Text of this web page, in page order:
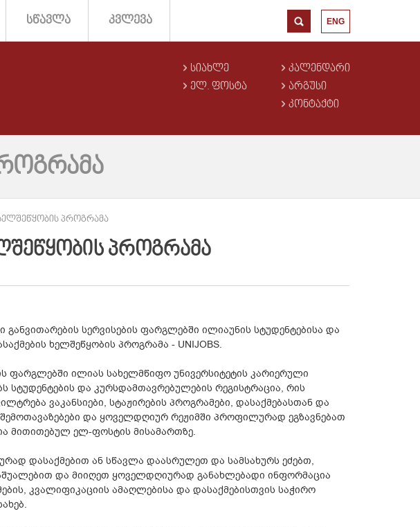
ᲡᲬᲐᲕᲚᲐ ᲙᲕᲚᲔᲕᲐ ENG
ᲡᲘᲐᲮᲚᲔ
ᲔᲚ. ᲤᲝᲡᲢᲐ
ᲙᲐᲚᲔᲜᲓᲐᲠᲘ
ᲐᲠᲒᲣᲡᲘ
ᲙᲝᲜᲢᲐᲥᲢᲘ
ᲮᲔᲚᲨᲔᲬᲧᲝᲑᲘᲡ ᲞᲠᲝᲒᲠᲐᲛᲐ
ᲞᲠᲝᲒᲠᲐᲛᲐ
სერვისების ფარგლებში ილიაუნის სტუდენტებისა და
ხელშეწყობის პროგრამა - UNIJOBS.
ფარგლებში ილიას სახელმწიფო უნივერსიტეტის კარიერული
სტუდენტების და კურსდამთავრებულების რეგისტრაცია, რის
ვაკანსიები, სტაჟირების პროგრამები, დასაქმებასთან და
და ყოველდღიურ რეჟიმში პროფილურად ეგზავნებათ
მითითებულ ელ-ფოსტის მისამართზე.
დასაქმებით ან სწავლა დაასრულეთ და სამსახურს ეძებთ,
და მიიღეთ ყოველდღიურად განახლებადი ინფორმაცია
კვალიფიკაციის ამაღლებისა და დასაქმებისთვის საჭირო